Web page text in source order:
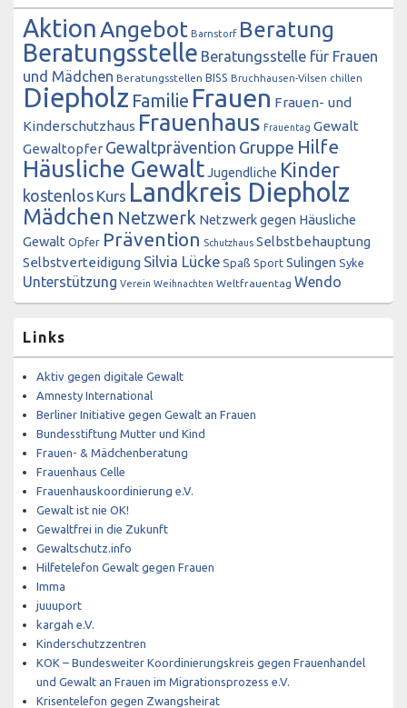
Aktion Angebot Barnstorf Beratung
Beratungsstelle Beratungsstelle für Frauen
und Mädchen Beratungsstellen BISS Bruchhausen-Vilsen chillen
Diepholz Familie Frauen Frauen- und
Kinderschutzhaus Frauenhaus Frauentag Gewalt
Gewaltopfer Gewaltprävention Gruppe Hilfe
Häusliche GewaltJugendliche Kinder
kostenlos Kurs Landkreis Diepholz
Mädchen Netzwerk Netzwerk gegen Häusliche
Gewalt Opfer Prävention Schutzhaus Selbstbehauptung
Selbstverteidigung Silvia Lücke Spaß Sport Sulingen Syke
Unterstützung Verein Weihnachten Weltfrauentag Wendo
Links
Aktiv gegen digitale Gewalt
Amnesty International
Berliner Initiative gegen Gewalt an Frauen
Bundesstiftung Mutter und Kind
Frauen- & Mädchenberatung
Frauenhaus Celle
Frauenhauskoordinierung e.V.
Gewalt ist nie OK!
Gewaltfrei in die Zukunft
Gewaltschutz.info
Hilfetelefon Gewalt gegen Frauen
Imma
juuuport
kargah e.V.
Kinderschutzzentren
KOK – Bundesweiter Koordinierungskreis gegen Frauenhandel
und Gewalt an Frauen im Migrationsprozess e.V.
Krisentelefon gegen Zwangsheirat